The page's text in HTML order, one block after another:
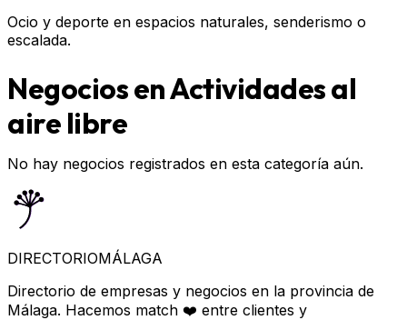
Ocio y deporte en espacios naturales, senderismo o
escalada.
Negocios en Actividades al
aire libre
No hay negocios registrados en esta categoría aún.
DIRECTORIOMÁLAGA
Directorio de empresas y negocios en la provincia de
Málaga. Hacemos match ❤️ entre clientes y